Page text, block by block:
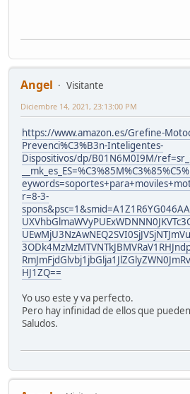
Angel
Visitante
Diciembre 14, 2021, 23:13:00 PM
https://www.amazon.es/Grefine-
Prevenci%C3%B3n-Inteligentes-
Dispositivos/dp/B01N6M0I9M/
r=8-3-
HJ1ZQ==
Yo uso este y va perfecto.
Pero hay infinidad de ellos que
Saludos.